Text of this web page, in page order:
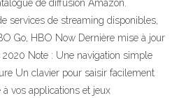
de diffusion Amazon.
services de streaming disponibles,
Go, HBO Now Dernière mise à jour
2020 Note : Une navigation simple
Un clavier pour saisir facilement
vos applications et jeux